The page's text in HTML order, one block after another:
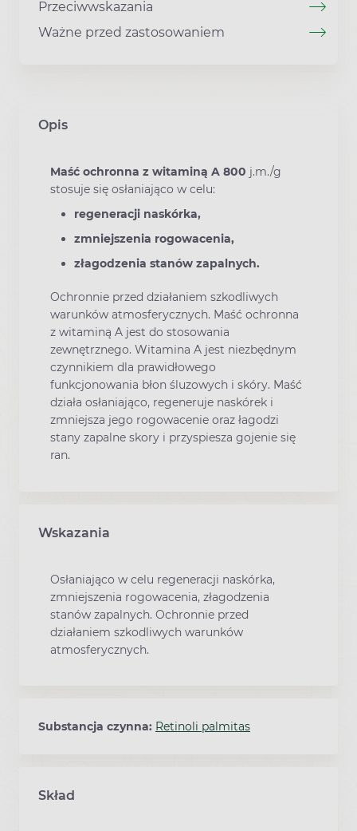
Przeciwwskazania
Ważne przed zastosowaniem
Opis
Maść ochronna z witaminą A 800 j.m./g
stosuje się osłaniająco w celu:
regeneracji naskórka,
zmniejszenia rogowacenia,
złagodzenia stanów zapalnych.
Ochronnie przed działaniem szkodliwych
warunków atmosferycznych. Maść ochronna
z witaminą A jest do stosowania
zewnętrznego. Witamina A jest niezbędnym
czynnikiem dla prawidłowego
funkcjonowania błon śluzowych i skóry. Maść
działa osłaniająco, regeneruje naskórek i
zmniejsza jego rogowacenie oraz łagodzi
stany zapalne skory i przyspiesza gojenie się
ran.
Wskazania
Osłaniająco w celu regeneracji naskórka,
zmniejszenia rogowacenia, złagodzenia
stanów zapalnych. Ochronnie przed
działaniem szkodliwych warunków
atmosferycznych.
Substancja czynna: Retinoli palmitas
Skład